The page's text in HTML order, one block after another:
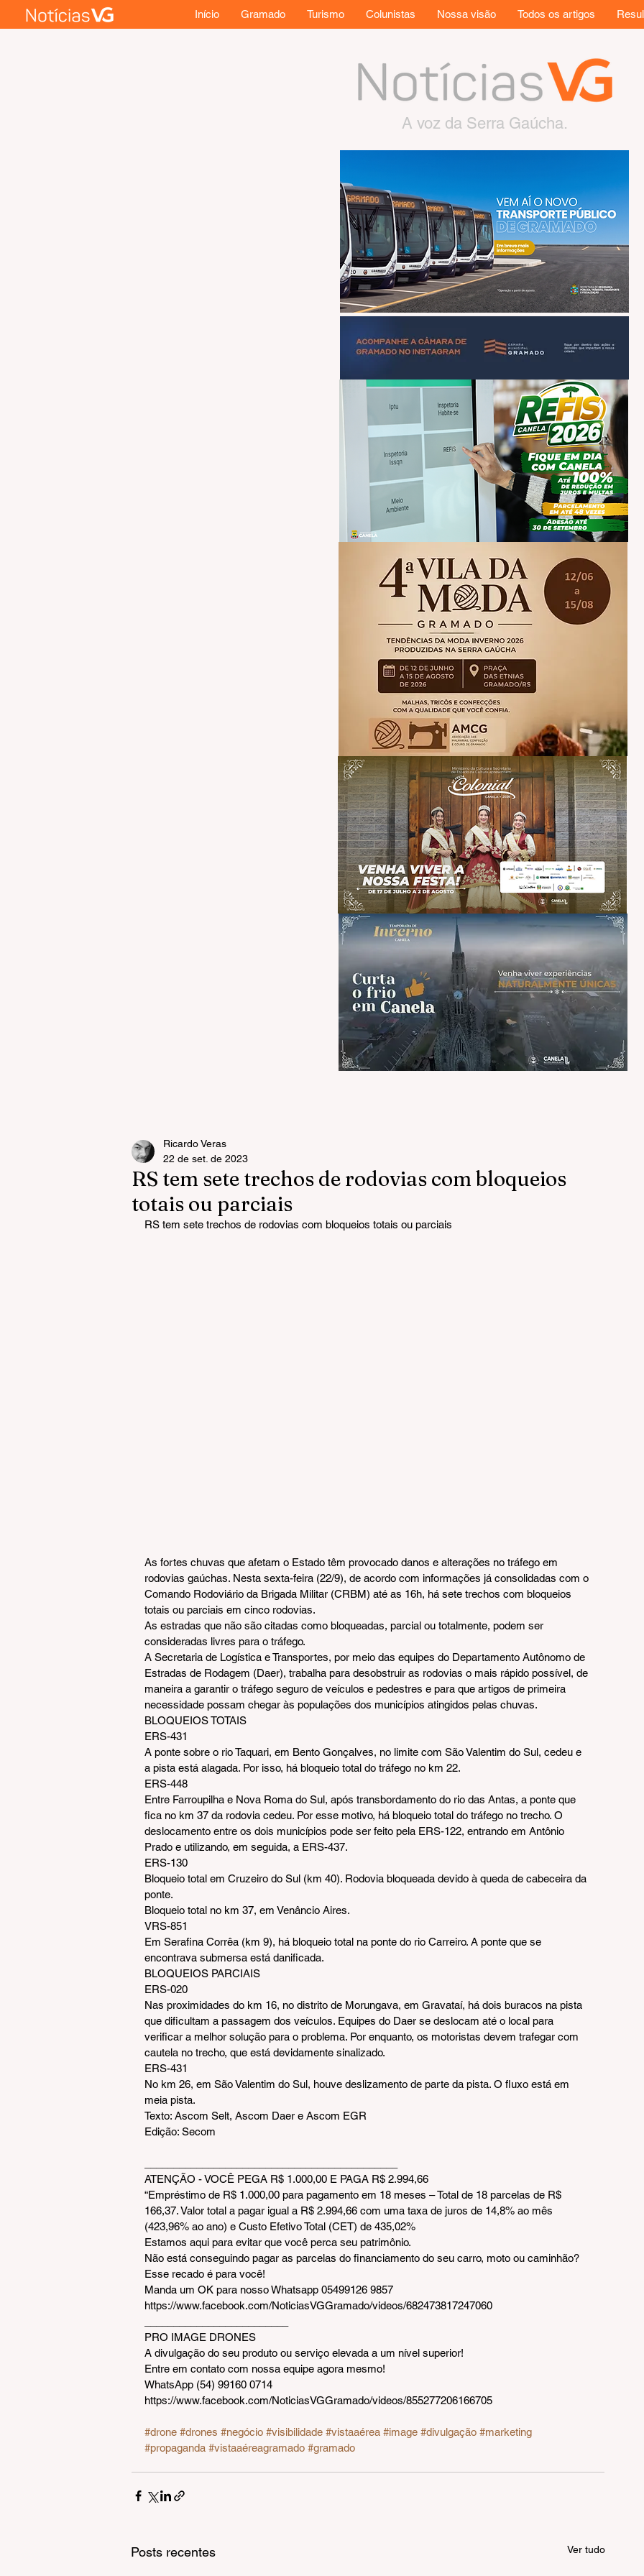
Início Gramado Turismo Colunistas Nossa visão Todos os artigos
A voz da Serra Gaúcha.
RS tem sete trechos de rodovias com bloqueios
totais ou parciais
Ricardo Veras
22 de set. de 2023
RS tem sete trechos de rodovias com bloqueios totais ou parciais
As fortes chuvas que afetam o Estado têm provocado danos e alterações no tráfego em
rodovias gaúchas. Nesta sexta-feira (22/9), de acordo com informações já consolidadas com o
Comando Rodoviário da Brigada Militar (CRBM) até as 16h, há sete trechos com bloqueios
totais ou parciais em cinco rodovias.
As estradas que não são citadas como bloqueadas, parcial ou totalmente, podem ser
consideradas livres para o tráfego.
A Secretaria de Logística e Transportes, por meio das equipes do Departamento Autônomo de
Estradas de Rodagem (Daer), trabalha para desobstruir as rodovias o mais rápido possível, de
maneira a garantir o tráfego seguro de veículos e pedestres e para que artigos de primeira
necessidade possam chegar às populações dos municípios atingidos pelas chuvas.
BLOQUEIOS TOTAIS
ERS-431
A ponte sobre o rio Taquari, em Bento Gonçalves, no limite com São Valentim do Sul, cedeu e
a pista está alagada. Por isso, há bloqueio total do tráfego no km 22.
ERS-448
Entre Farroupilha e Nova Roma do Sul, após transbordamento do rio das Antas, a ponte que
fica no km 37 da rodovia cedeu. Por esse motivo, há bloqueio total do tráfego no trecho. O
deslocamento entre os dois municípios pode ser feito pela ERS-122, entrando em Antônio
Prado e utilizando, em seguida, a ERS-437.
ERS-130
Bloqueio total em Cruzeiro do Sul (km 40). Rodovia bloqueada devido à queda de cabeceira da
ponte.
Bloqueio total no km 37, em Venâncio Aires.
VRS-851
Em Serafina Corrêa (km 9), há bloqueio total na ponte do rio Carreiro. A ponte que se
encontrava submersa está danificada.
BLOQUEIOS PARCIAIS
ERS-020
Nas proximidades do km 16, no distrito de Morungava, em Gravataí, há dois buracos na pista
que dificultam a passagem dos veículos. Equipes do Daer se deslocam até o local para
verificar a melhor solução para o problema. Por enquanto, os motoristas devem trafegar com
cautela no trecho, que está devidamente sinalizado.
ERS-431
No km 26, em São Valentim do Sul, houve deslizamento de parte da pista. O fluxo está em
meia pista.
Texto: Ascom Selt, Ascom Daer e Ascom EGR
Edição: Secom
ATENÇÃO - VOCÊ PEGA R$ 1.000,00 E PAGA R$ 2.994,66
“Empréstimo de R$ 1.000,00 para pagamento em 18 meses – Total de 18 parcelas de R$
166,37. Valor total a pagar igual a R$ 2.994,66 com uma taxa de juros de 14,8% ao mês
(423,96% ao ano) e Custo Efetivo Total (CET) de 435,02%
Estamos aqui para evitar que você perca seu patrimônio.
Não está conseguindo pagar as parcelas do financiamento do seu carro, moto ou caminhão?
Esse recado é para você!
Manda um OK para nosso Whatsapp 05499126 9857
https://www.facebook.com/NoticiasVGGramado/videos/682473817247060
PRO IMAGE DRONES
A divulgação do seu produto ou serviço elevada a um nível superior!
Entre em contato com nossa equipe agora mesmo!
WhatsApp (54) 99160 0714
https://www.facebook.com/NoticiasVGGramado/videos/855277206166705
#drone #drones #negócio #visibilidade #vistaaérea #image #divulgação #marketing
#propaganda #vistaaéreagramado #gramado
Posts recentes Ver tudo